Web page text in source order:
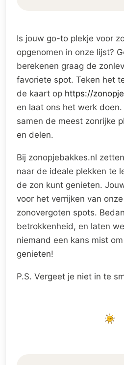
Is jouw go-to plekje voor
opgenomen in onze lijst?
berekenen graag de
favoriete spot. Teken het
de kaart op https://
en laat ons het werk
samen de meest zonrijke
en delen.
Bij zonopjebakkes.nl
naar de ideale plekken te
de zon kunt genieten.
voor het verrijken van
zonovergoten spots.
betrokkenheid, en laten
niemand een kans mist
genieten!
P.S. Vergeet je niet in te